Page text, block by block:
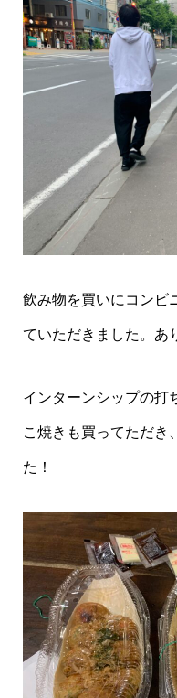
飲み物を買いにコンビ
ていただきました。あ
インターンシップの打
こ焼きも買ってただき
た！